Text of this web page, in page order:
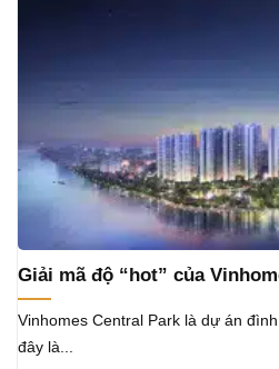
Giải mã độ “hot” của
Vinhomes Central Park là dự án đình
đây là...